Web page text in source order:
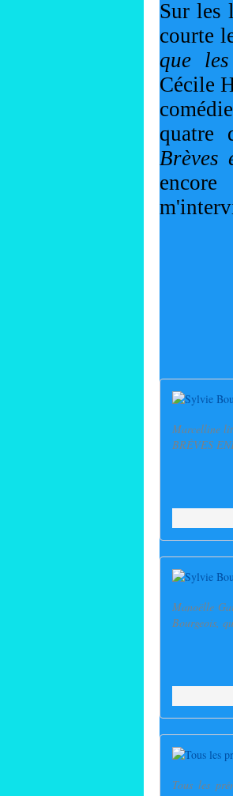
Sur les
courte
que
Cécile
quatre
Brèves
Marcelline lit
BRÈVES
Manoëlle
Bourgeois,
Tous les